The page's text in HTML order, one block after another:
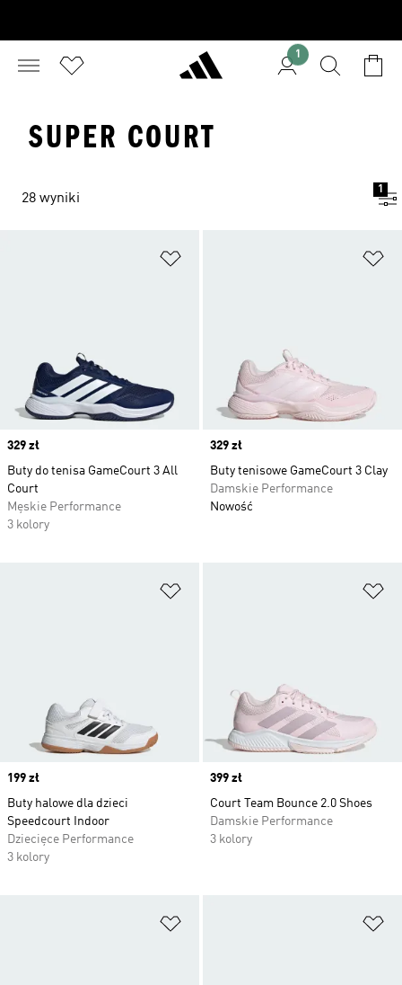
1
SUPER COURT
28 wyniki
1
Price
329 zł
Buty do tenisa GameCourt 3 All
Court
Męskie Performance
3 kolory
Price
329 zł
Buty tenisowe GameCourt 3 Clay
Damskie Performance
Nowość
Price
199 zł
Buty halowe dla dzieci
Speedcourt Indoor
Dziecięce Performance
3 kolory
Price
399 zł
Court Team Bounce 2.0 Shoes
Damskie Performance
3 kolory